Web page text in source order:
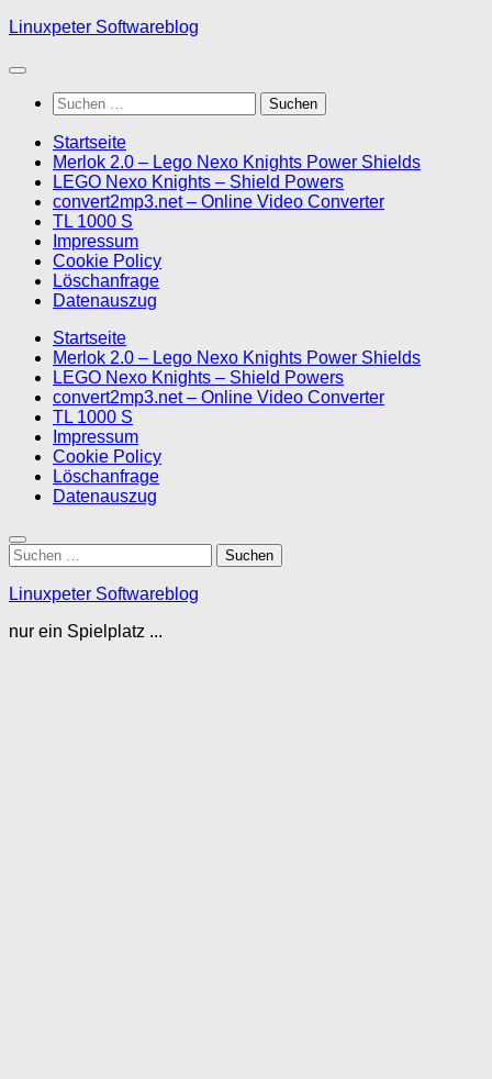
Skip
content
Linuxpeter Softwareblog
Suchen
nach:
Startseite
Merlok 2.0 – Lego Nexo Knights Power Shields
LEGO Nexo Knights – Shield Powers
convert2mp3.net – Online Video Converter
TL 1000 S
Impressum
Cookie Policy
Löschanfrage
Datenauszug
Startseite
Merlok 2.0 – Lego Nexo Knights Power Shields
LEGO Nexo Knights – Shield Powers
convert2mp3.net – Online Video Converter
TL 1000 S
Impressum
Cookie Policy
Löschanfrage
Datenauszug
Suchen
nach:
Linuxpeter Softwareblog
nur ein Spielplatz ...